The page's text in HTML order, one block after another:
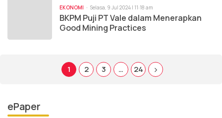
EKONOMI Selasa, 9 Jul 2024 | 11:18 am
BKPM Puji PT Vale dalam Menerapkan
Good Mining Practices
1 2 3 … 24
ePaper